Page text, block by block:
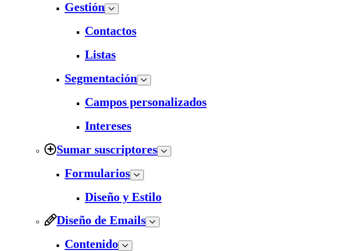
Gestión
Contactos
Listas
Segmentación
Campos personalizados
Intereses
Sumar suscriptores
Formularios
Diseño y Estilo
Diseño de Emails
Contenido